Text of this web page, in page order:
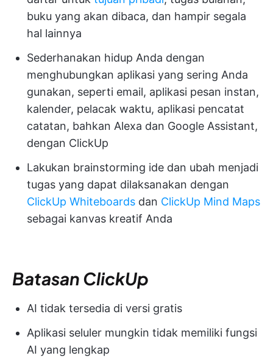
buku yang akan dibaca, dan hampir segala
hal lainnya
Sederhanakan hidup Anda dengan
menghubungkan aplikasi yang sering Anda
gunakan, seperti email, aplikasi pesan instan,
kalender, pelacak waktu, aplikasi pencatat
catatan, bahkan Alexa dan Google Assistant,
dengan ClickUp
Lakukan brainstorming ide dan ubah menjadi
tugas yang dapat dilaksanakan dengan
ClickUp Whiteboards dan ClickUp Mind Maps
sebagai kanvas kreatif Anda
Batasan ClickUp
AI tidak tersedia di versi gratis
Aplikasi seluler mungkin tidak memiliki fungsi
AI yang lengkap